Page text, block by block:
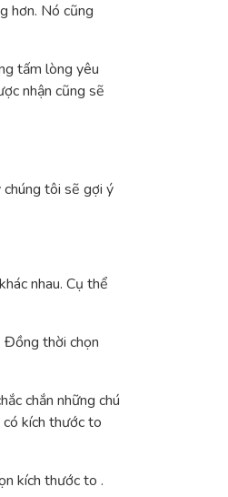
hơn. Nó cũng
tấm lòng yêu
nhận cũng sẽ
tôi sẽ gợi ý
nhau. Cụ thể
Đồng thời chọn
chắn những chú
kích thước to
kích thước to .